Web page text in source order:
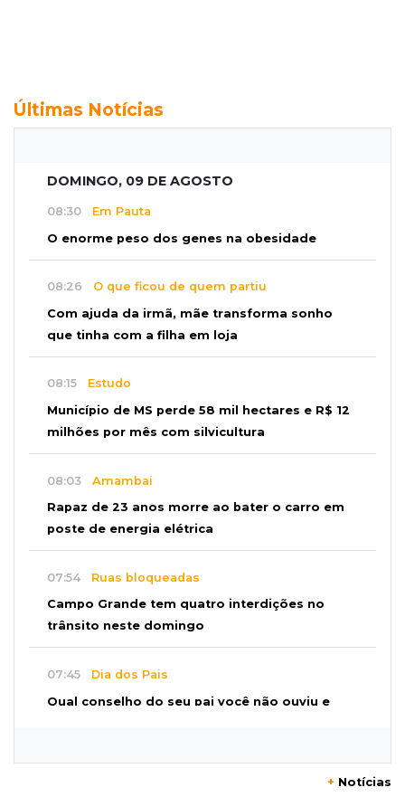
Últimas Notícias
DOMINGO, 09 DE AGOSTO
08:30 Em Pauta
O enorme peso dos genes na obesidade
08:26 O que ficou de quem partiu
Com ajuda da irmã, mãe transforma sonho
que tinha com a filha em loja
08:15 Estudo
Município de MS perde 58 mil hectares e R$ 12
milhões por mês com silvicultura
08:03 Amambai
Rapaz de 23 anos morre ao bater o carro em
poste de energia elétrica
07:54 Ruas bloqueadas
Campo Grande tem quatro interdições no
trânsito neste domingo
07:45 Dia dos Pais
Qual conselho do seu pai você não ouviu e
+ Notícias